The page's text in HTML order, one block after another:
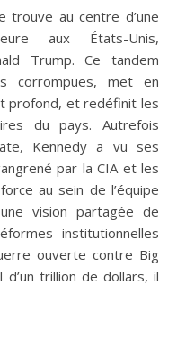
aux États-Unis,
Trump. Ce tandem
corrompues, met en
profond, et redéfinit les
du pays. Autrefois
Kennedy a vu ses
par la CIA et les
au sein de l’équipe
vision partagée de
institutionnelles
ouverte contre Big
d’un trillion de dollars, il